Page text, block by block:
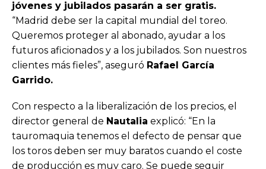
jóvenes y jubilados pasarán a ser gratis.
“Madrid debe ser la capital mundial del toreo.
Queremos proteger al abonado, ayudar a los
futuros aficionados y a los jubilados. Son nuestros
clientes más fieles”, aseguró Rafael García
Garrido.
Con respecto a la liberalización de los precios, el
director general de Nautalia explicó: “En la
tauromaquia tenemos el defecto de pensar que
los toros deben ser muy baratos cuando el coste
de producción es muy caro. Se puede seguir